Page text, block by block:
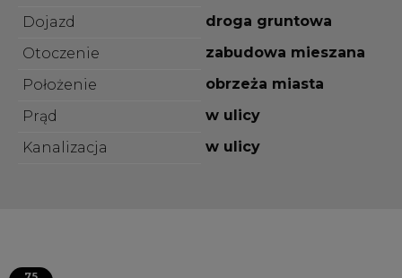
Dojazd
droga gruntowa
Otoczenie
zabudowa mieszana
Położenie
obrzeża miasta
Prąd
w ulicy
Kanalizacja
w ulicy